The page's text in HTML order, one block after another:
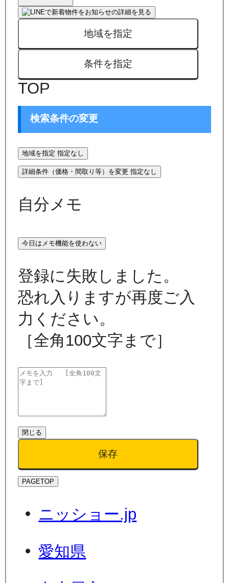
地域を指定
条件を指定
TOP
検索条件の変更
地域を指定 指定なし
詳細条件（価格・間取り等）を変更 指定なし
自分メモ
今日はメモ機能を使わない
登録に失敗しました。
恐れ入りますが再度ご入
力ください。
［全角100文字まで］
閉じる
保存
PAGETOP
ニッショー.jp
愛知県